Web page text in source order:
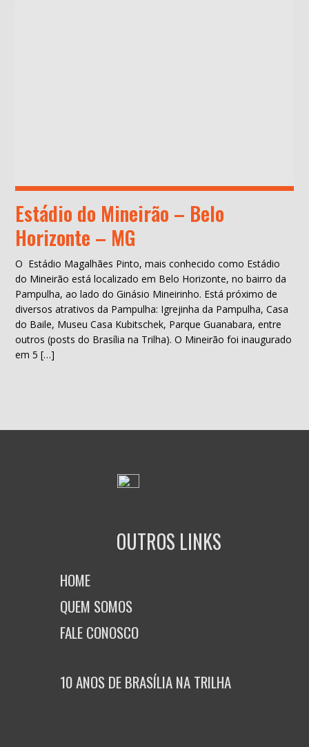
Estádio do Mineirão – Belo
Horizonte – MG
O Estádio Magalhães Pinto, mais conhecido como Estádio
do Mineirão está localizado em Belo Horizonte, no bairro da
Pampulha, ao lado do Ginásio Mineirinho. Está próximo de
diversos atrativos da Pampulha: Igrejinha da Pampulha, Casa
do Baile, Museu Casa Kubitschek, Parque Guanabara, entre
outros (posts do Brasília na Trilha). O Mineirão foi inaugurado
em 5 […]
OUTROS LINKS
HOME
QUEM SOMOS
FALE CONOSCO
10 ANOS DE BRASÍLIA NA TRILHA